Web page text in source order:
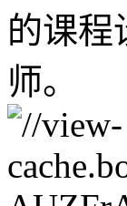
的课程
师。